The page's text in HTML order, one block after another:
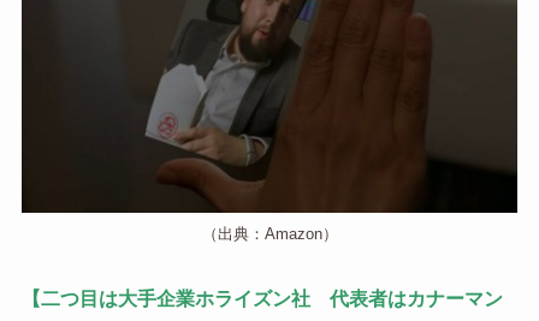
（出典：Amazon）
【二つ目は大手企業ホライズン社 代表者はカナーマン